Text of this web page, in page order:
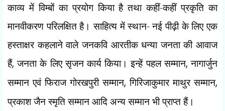
काव्य में विम्बों का प्रयोग किया है तथा कहीं-कहीं प्रकृति का
मानवीकरण परिलक्षित है। साहित्य में स्थान- नई पीढ़ी के लिए एक
हस्ताक्षर कहलाने वाले जनकवि आरतीक धन्या जनता की आवाज
हैं,जनता के लिए सृजन कार्य किया। इन्हें पहल सम्मान,नागार्जुन
सम्मान एवं फिराज गोरखपुरी सम्मान,गिरिजाकुमार माथुर सम्मान,
प्रकाश जैन स्मृति सम्मान आदि अन्य सम्मान भी प्राप्त हैं।